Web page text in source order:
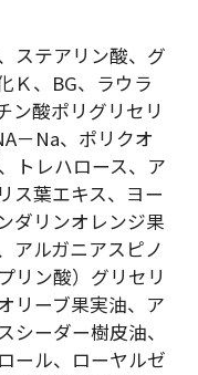
ステアリン酸、グ
Ｋ、BG、ラウラ
ン酸ポリグリセリ
－Na、ポリクオ
トレハロース、ア
ス葉エキス、ヨー
ダリンオレンジ果
アルガニアスピノ
リン酸）グリセリ
リーブ果実油、ア
シーダー樹皮油、
ール、ローヤルゼ